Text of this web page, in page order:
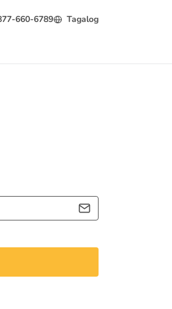
660-6789 Tagalog